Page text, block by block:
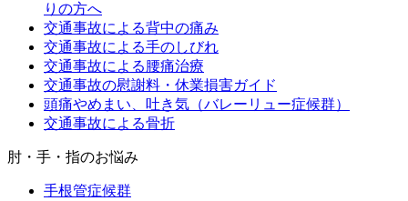
りの方へ
交通事故による背中の痛み
交通事故による手のしびれ
交通事故による腰痛治療
交通事故の慰謝料・休業損害ガイド
頭痛やめまい、吐き気（バレーリュー症候群）
交通事故による骨折
肘・手・指のお悩み
手根管症候群